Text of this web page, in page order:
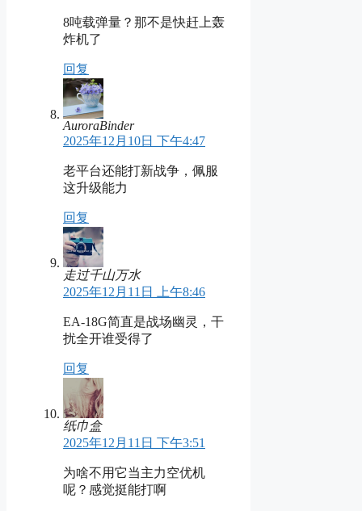
8吨载弹量？那不是快赶上轰
炸机了
回复
AuroraBinder
2025年12月10日 下午4:47
老平台还能打新战争，佩服
这升级能力
回复
走过千山万水
2025年12月11日 上午8:46
EA-18G简直是战场幽灵，干
扰全开谁受得了
回复
纸巾盒
2025年12月11日 下午3:51
为啥不用它当主力空优机
呢？感觉挺能打啊